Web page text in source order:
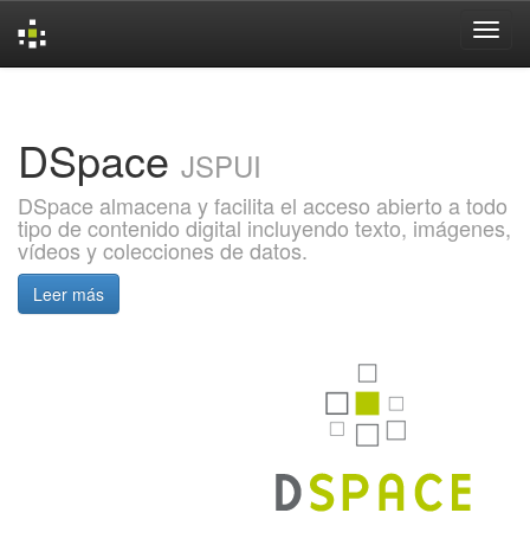
DSpace JSPUI
DSpace almacena y facilita el acceso abierto a todo
tipo de contenido digital incluyendo texto, imágenes,
vídeos y colecciones de datos.
Leer más